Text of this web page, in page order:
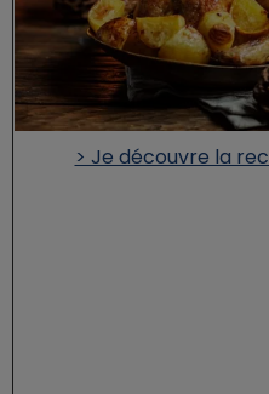
> Je découvre la